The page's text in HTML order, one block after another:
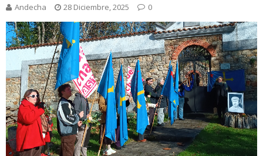
Andecha 28 Diciembre, 2025 0